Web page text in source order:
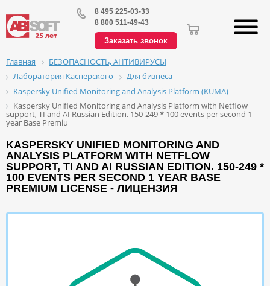
8 495 225-03-33
8 800 511-49-43
Заказать звонок
Главная
БЕЗОПАСНОСТЬ, АНТИВИРУСЫ
Лаборатория Касперского
Для бизнеса
Kaspersky Unified Monitoring and Analysis Platform (KUMA)
Kaspersky Unified Monitoring and Analysis Platform with Netflow
support, TI and AI Russian Edition. 150-249 * 100 events per second 1
year Base Premiu
KASPERSKY UNIFIED MONITORING AND
ANALYSIS PLATFORM WITH NETFLOW
SUPPORT, TI AND AI RUSSIAN EDITION. 150-249 *
100 EVENTS PER SECOND 1 YEAR BASE
PREMIUM LICENSE - ЛИЦЕНЗИЯ